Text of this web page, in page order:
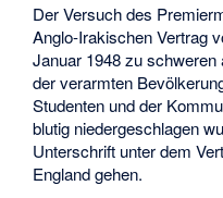
Der Versuch des
Anglo-Irakischen Vertrag
Januar 1948 zu
der verarmten
Studenten und der
blutig niedergeschlagen
Unterschrift unter dem
England gehen.